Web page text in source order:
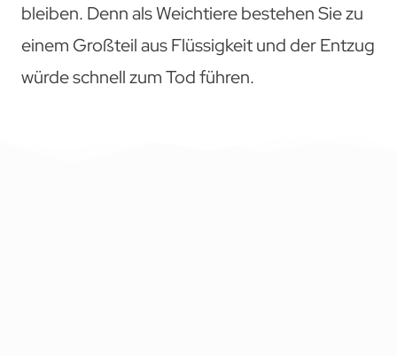
bleiben. Denn als Weichtiere bestehen Sie zu
einem Großteil aus Flüssigkeit und der Entzug
würde schnell zum Tod führen.